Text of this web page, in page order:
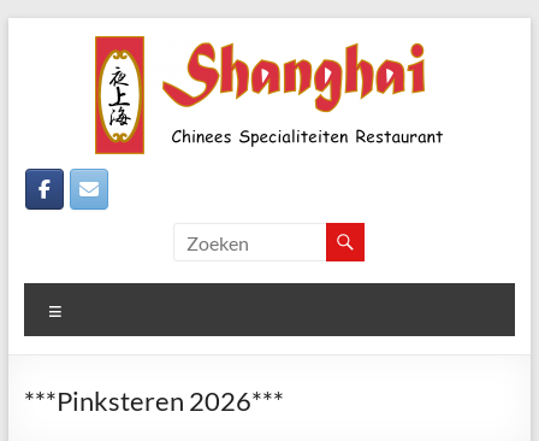
Shanghai-
Haag
Wateringseveld
"Chinezen"
***Pinksteren 2026***